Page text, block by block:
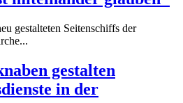
gestalteten Seitenschiffs der
gestalten
in der